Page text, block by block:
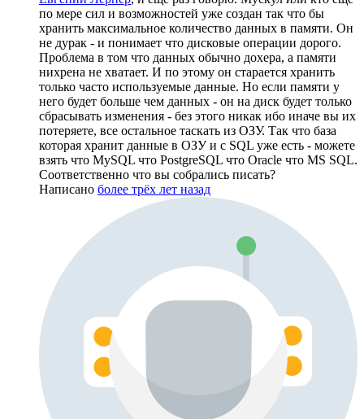
по мере сил и возможностей уже создан так что бы
хранить максимальное количество данных в памяти. Он
не дурак - и понимает что дисковые операции дорого.
Проблема в том что данных обычно дохера, а памяти
нихрена не хватает. И по этому он старается хранить
только часто используемые данные. Но если памяти у
него будет больше чем данных - он на диск будет только
сбрасывать изменения - без этого никак ибо иначе вы их
потеряете, все остальное таскать из ОЗУ. Так что база
которая хранит данные в ОЗУ и с SQL уже есть - можете
взять что MySQL что PostgreSQL что Oracle что MS SQL.
Соответственно что вы собрались писать?
Написано более трёх лет назад